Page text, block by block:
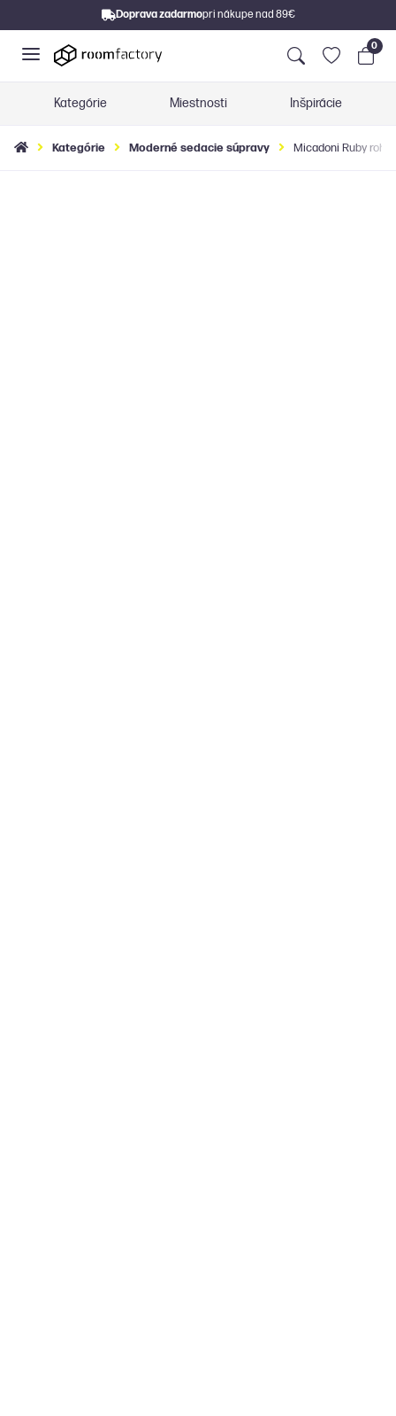
Doprava zadarmopri nákupe nad 89€
0
Kategórie Miestnosti Inšpirácie
Kategórie Moderné sedacie súpravy Micadoni Ruby